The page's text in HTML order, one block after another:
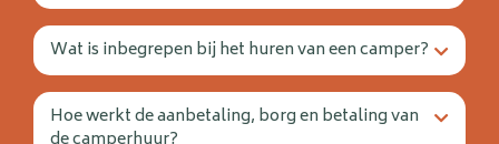
Wat is inbegrepen bij het huren van een camper?
Hoe werkt de aanbetaling, borg en betaling van